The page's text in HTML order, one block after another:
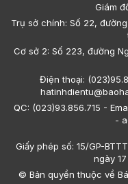
Giám
Trụ sở chính: Số 22,
Cơ sở 2: Số 223, đường
Điện thoại:
QC: (023)93.856.715 -
-
Giấy phép số: 15/GP-
ngày
© Bản quyền thuộc về